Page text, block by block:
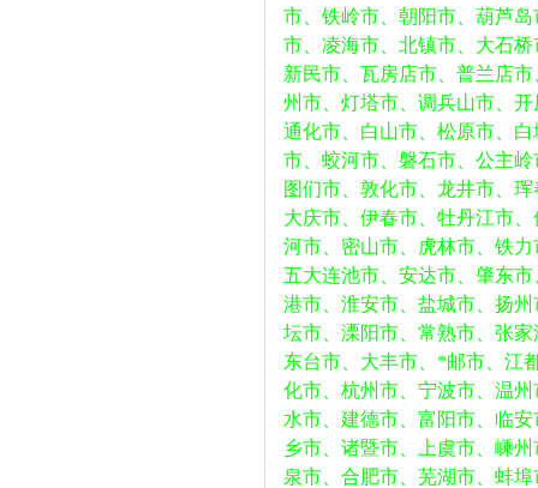
市、铁岭市、朝阳市、葫芦
市、凌海市、北镇市、大石
新民市、瓦房店市、普兰店
州市、灯塔市、调兵山市、
通化市、白山市、松原市、
市、蛟河市、磐石市、公主
图们市、敦化市、龙井市、
大庆市、伊春市、牡丹江市
河市、密山市、虎林市、铁
五大连池市、安达市、肇东
港市、淮安市、盐城市、扬
坛市、溧阳市、常熟市、张
东台市、大丰市、*邮市、江
化市、杭州市、宁波市、温
水市、建德市、富阳市、临
乡市、诸暨市、上虞市、嵊
泉市、合肥市、芜湖市、蚌